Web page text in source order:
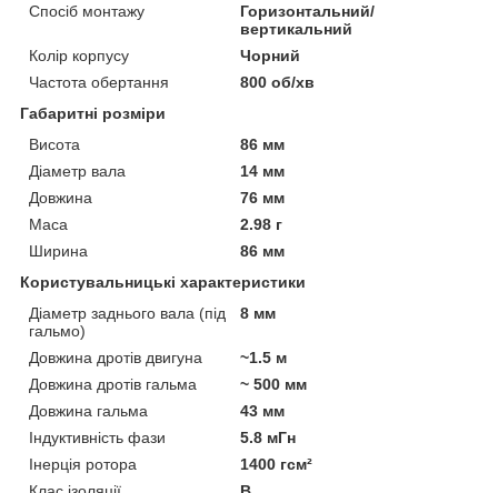
Спосіб монтажу
Горизонтальний/
вертикальний
Колір корпусу
Чорний
Частота обертання
800 об/хв
Габаритні розміри
Висота
86 мм
Діаметр вала
14 мм
Довжина
76 мм
Маса
2.98 г
Ширина
86 мм
Користувальницькі характеристики
Діаметр заднього вала (під
гальмо)
8 мм
Довжина дротів двигуна
~1.5 м
Довжина дротів гальма
~ 500 мм
Довжина гальма
43 мм
Індуктивність фази
5.8 мГн
Інерція ротора
1400 гсм²